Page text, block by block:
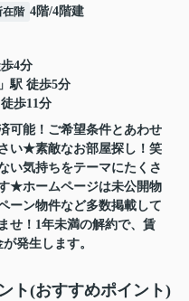
在階 4階/4階建
4分
」駅 徒歩5分
徒歩11分
可能！ご希望条件とあわせ
い★素敵なお部屋探し！笑
い気持ちをテーマにたくさ
★ホームページは未公開物
ーン物件など多数掲載して
せ！1年未満の解約で、賃
発生します。
ト(おすすめポイント)